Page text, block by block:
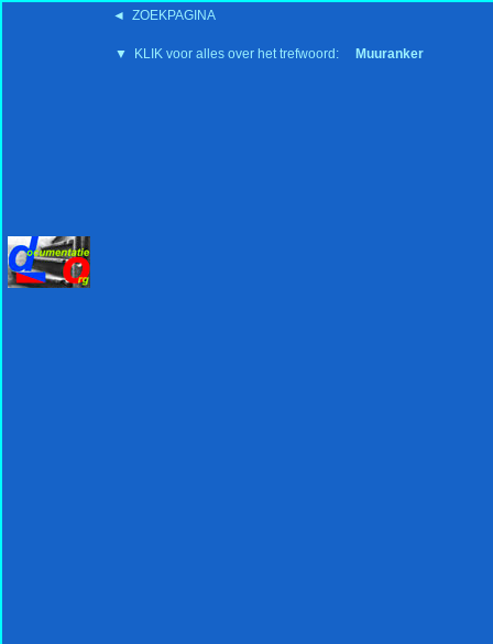
◄ ZOEKPAGINA
▼ KLIK voor alles over het trefwoord: Muuranker
'15:19 19-2-2008